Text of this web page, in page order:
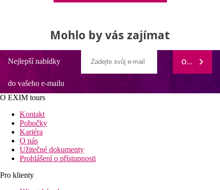
Mohlo by vás zajímat
Nejlepší nabídky
do vašeho e-mailu
ODEBÍRAT
O EXIM tours
Kontakt
Pobočky
Kariéra
O nás
Užitečné dokumenty
Prohlášení o přístupnosti
Pro klienty